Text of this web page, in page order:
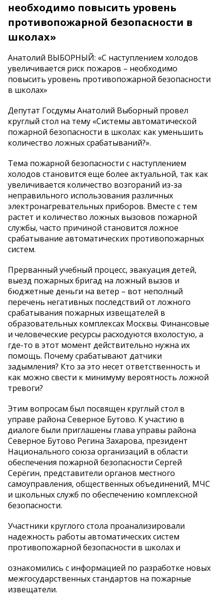
необходимо повысить уровень
противопожарной безопасности в
школах»
Анатолий ВЫБОРНЫЙ: «С наступлением холодов
увеличивается риск пожаров – необходимо
повысить уровень противопожарной безопасности
в школах»
Депутат Госдумы Анатолий Выборный провел
круглый стол на тему «Системы автоматической
пожарной безопасности в школах: как уменьшить
количество ложных срабатываний?».
Тема пожарной безопасности с наступлением
холодов становится еще более актуальной, так как
увеличивается количество возгораний из-за
неправильного использования различных
электронагревательных приборов. Вместе с тем
растет и количество ложных вызовов пожарной
службы, часто причиной становится ложное
срабатывание автоматических противопожарных
систем.
Прерванный учебный процесс, эвакуация детей,
выезд пожарных бригад на ложный вызов и
бюджетные деньги на ветер – вот неполный
перечень негативных последствий от ложного
срабатывания пожарных извещателей в
образовательных комплексах Москвы. Финансовые
и человеческие ресурсы расходуются вхолостую, а
где-то в этот момент действительно нужна их
помощь. Почему срабатывают датчики
задымления? Кто за это несет ответственность и
как можно свести к минимуму вероятность ложной
тревоги?
Этим вопросам был посвящен круглый стол в
управе района Северное Бутово. К участию в
диалоге были приглашены глава управы района
Северное Бутово Регина Захарова, президент
Национального союза организаций в области
обеспечения пожарной безопасности Сергей
Серёгин, представители органов местного
самоуправления, общественных объединений, МЧС
и школьных служб по обеспечению комплексной
безопасности.
Участники круглого стола проанализировали
надежность работы автоматических систем
противопожарной безопасности в школах и
ознакомились с информацией по разработке новых
межгосударственных стандартов на пожарные
извещатели.